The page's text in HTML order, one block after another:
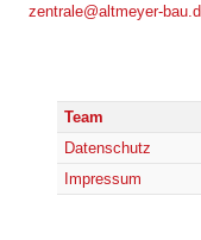
zentrale@altmeyer-
Team
Datenschutz
Impressum